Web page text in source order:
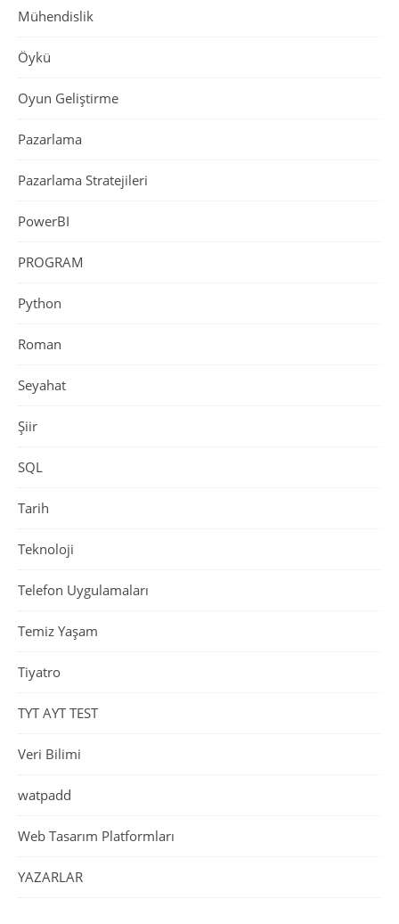
Mühendislik
Öykü
Oyun Geliştirme
Pazarlama
Pazarlama Stratejileri
PowerBI
PROGRAM
Python
Roman
Seyahat
Şiir
SQL
Tarih
Teknoloji
Telefon Uygulamaları
Temiz Yaşam
Tiyatro
TYT AYT TEST
Veri Bilimi
watpadd
Web Tasarım Platformları
YAZARLAR